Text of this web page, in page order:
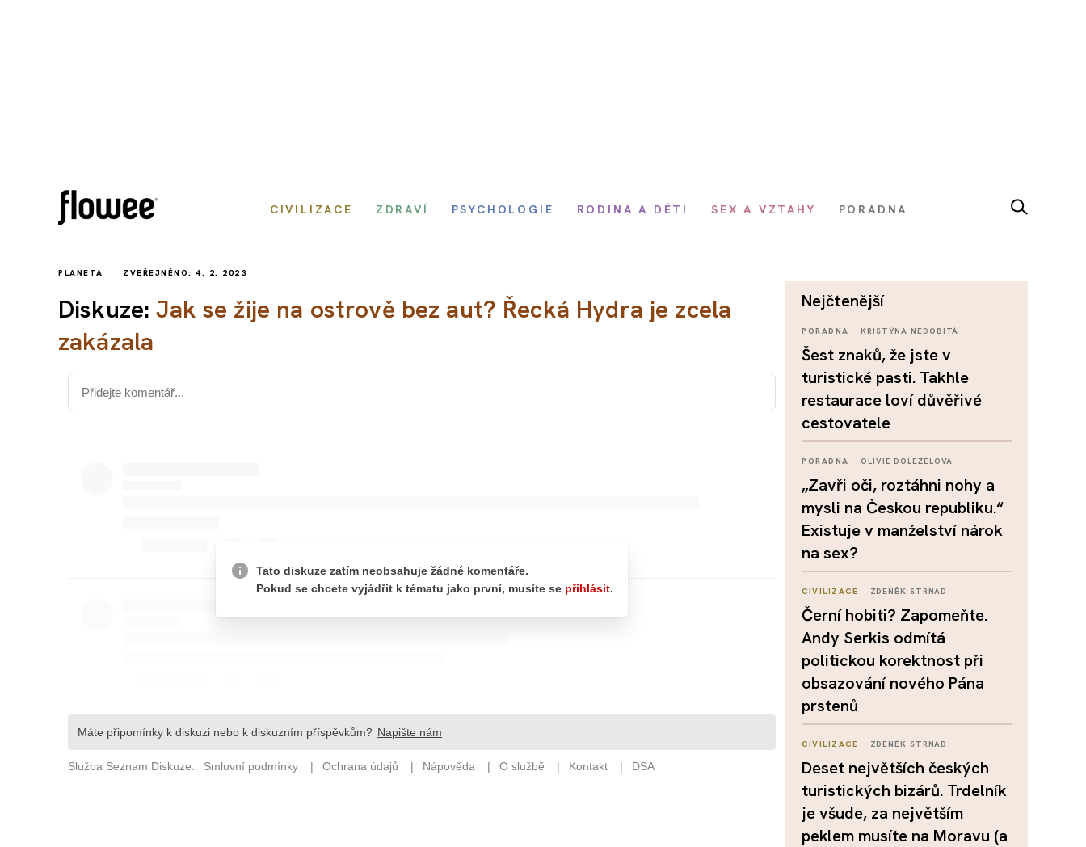
CIVILIZACE ZDRAVÍ PSYCHOLOGIE RODINA A DĚTI SEX A VZTAHY PORADNA
PLANETA ZVEŘEJNĚNO: 4. 2. 2023
Diskuze:Jak se žije na ostrově bez aut? Řecká Hydra je zcela
zakázala
nejčtenější
PORADNA KRISTÝNA NEDOBITÁ
Šest znaků, že jste v
turistické pasti. Takhle
restaurace loví důvěřivé
cestovatele
PORADNA OLIVIE DOLEŽELOVÁ
„Zavři oči, roztáhni nohy a
mysli na Českou republiku.“
Existuje v manželství nárok
na sex?
CIVILIZACE ZDENĚK STRNAD
Černí hobiti? Zapomeňte.
Andy Serkis odmítá
politickou korektnost při
obsazování nového Pána
prstenů
CIVILIZACE ZDENĚK STRNAD
Deset největších českých
turistických bizárů. Trdelník
je všude, za největším
peklem musíte na Moravu (a